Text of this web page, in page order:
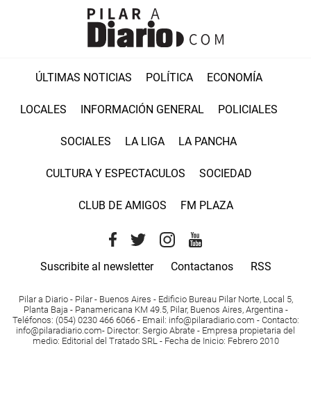
ÚLTIMAS NOTICIAS POLÍTICA ECONOMÍA
LOCALES INFORMACIÓN GENERAL POLICIALES
SOCIALES LA LIGA LA PANCHA
CULTURA Y ESPECTACULOS SOCIEDAD
CLUB DE AMIGOS FM PLAZA
Suscribite al newsletter Contactanos RSS
Pilar a Diario - Pilar - Buenos Aires - Edificio Bureau Pilar Norte, Local 5,
Planta Baja - Panamericana KM 49.5, Pilar, Buenos Aires, Argentina -
Teléfonos: (054) 0230 466 6066 - Email : info@pilaradiario.com - Contacto:
info@pilaradiario.com- Director: Sergio Abrate - Empresa propietaria del
medio: Editorial del Tratado SRL - Fecha de Inicio: Febrero 2010